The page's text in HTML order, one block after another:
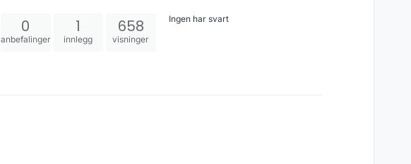
0
anbefalinger
1
innlegg
658
visninger
Ingen har svart